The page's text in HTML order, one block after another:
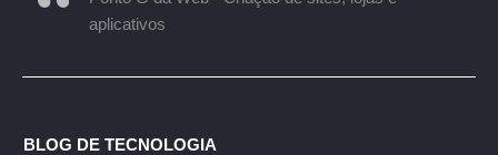
aplicativos
BLOG DE TECNOLOGIA